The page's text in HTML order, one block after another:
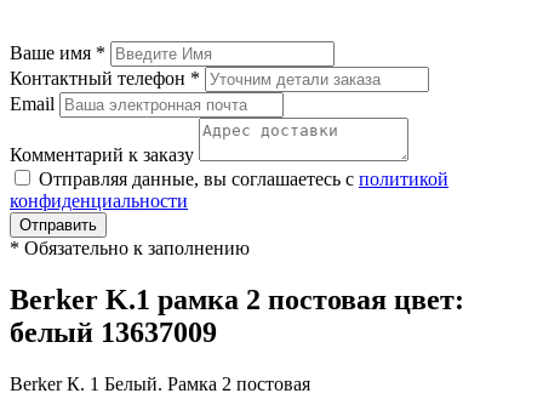
Ваше имя *
Контактный телефон *
Email
Комментарий к заказу
Отправляя данные, вы соглашаетесь с политикой
конфиденциальности
Отправить
* Обязательно к заполнению
Berker K.1 рамка 2 постовая цвет:
белый 13637009
Berker К. 1 Белый. Рамка 2 постовая